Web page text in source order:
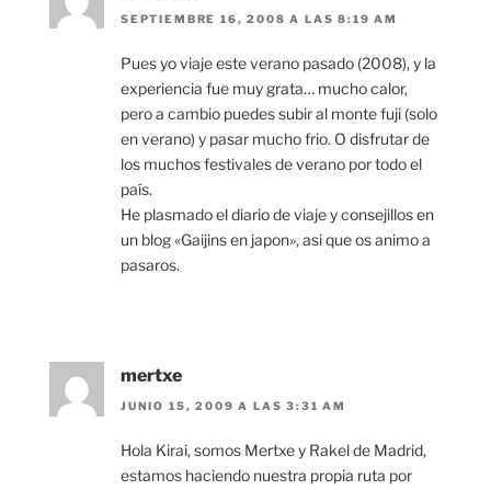
SEPTIEMBRE 16, 2008 A LAS 8:19 AM
Pues yo viaje este verano pasado (2008), y la
experiencia fue muy grata… mucho calor,
pero a cambio puedes subir al monte fuji (solo
en verano) y pasar mucho frio. O disfrutar de
los muchos festivales de verano por todo el
país.
He plasmado el diario de viaje y consejillos en
un blog «Gaijins en japon», asi que os animo a
pasaros.
mertxe
JUNIO 15, 2009 A LAS 3:31 AM
Hola Kirai, somos Mertxe y Rakel de Madrid,
estamos haciendo nuestra propia ruta por